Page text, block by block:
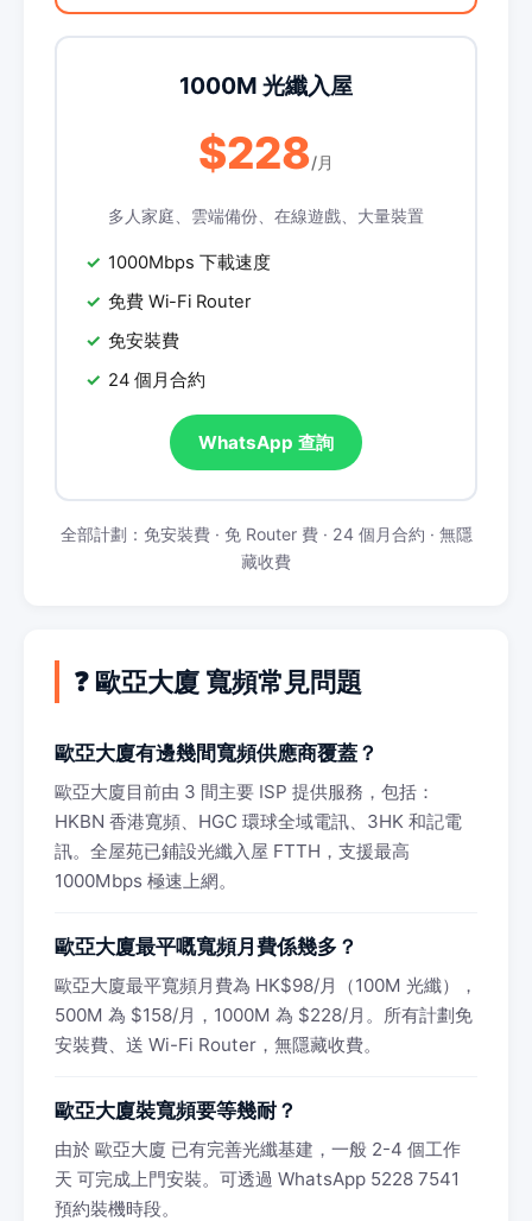
1000M 光纖入屋
$228/月
多人家庭、雲端備份、在線遊戲、大量裝置
1000Mbps 下載速度
免費 Wi-Fi Router
免安裝費
24 個月合約
WhatsApp 查詢
全部計劃：免安裝費 · 免 Router 費 · 24 個月合約 · 無隱
藏收費
❓ 歐亞大廈 寬頻常見問題
歐亞大廈有邊幾間寬頻供應商覆蓋？
歐亞大廈目前由 3 間主要 ISP 提供服務，包括：
HKBN 香港寬頻、HGC 環球全域電訊、3HK 和記電
訊。全屋苑已鋪設光纖入屋 FTTH，支援最高
1000Mbps 極速上網。
歐亞大廈最平嘅寬頻月費係幾多？
歐亞大廈最平寬頻月費為 HK$98/月（100M 光纖），
500M 為 $158/月，1000M 為 $228/月。所有計劃免
安裝費、送 Wi-Fi Router，無隱藏收費。
歐亞大廈裝寬頻要等幾耐？
由於 歐亞大廈 已有完善光纖基建，一般 2-4 個工作
天 可完成上門安裝。可透過 WhatsApp 5228 7541
預約裝機時段。